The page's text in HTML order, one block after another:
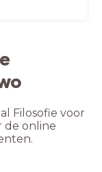
Filosofie voor
de online